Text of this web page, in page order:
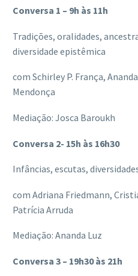
Conversa 1 – 9h às 11h
Tradições, oralidades,
diversidade epistêmica
com Schirley P. França,
Mendonça
Mediação: Josca Baroukh
Conversa 2- 15h às 16h30
Infâncias, escutas,
com Adriana Friedmann,
Patrícia Arruda
Mediação: Ananda Luz
Conversa 3 – 19h30 às 21h